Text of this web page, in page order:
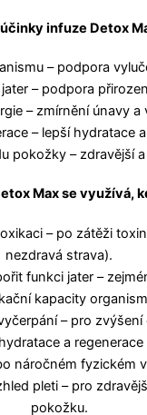
infuze Detox
– podpora
– podpora
– zmírnění únavy a
– lepší hydratace
pokožky – zdravější
Max se využívá,
– po zátěži
nezdravá strava).
funkci jater –
kapacity
– pro zvýšení
a regenerace
náročném fyzickém
pleti – pro
pokožku.